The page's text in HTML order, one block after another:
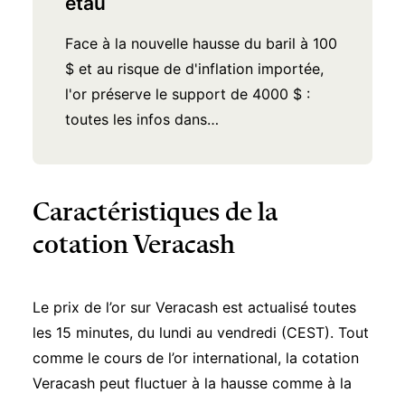
Face à la nouvelle hausse du baril à 100
$ et au risque de d'inflation importée,
l'or préserve le support de 4000 $ :
toutes les infos dans…
Caractéristiques de la
cotation Veracash
Le prix de l’or sur Veracash est actualisé toutes
les 15 minutes, du lundi au vendredi (CEST). Tout
comme le cours de l’or international, la cotation
Veracash peut fluctuer à la hausse comme à la